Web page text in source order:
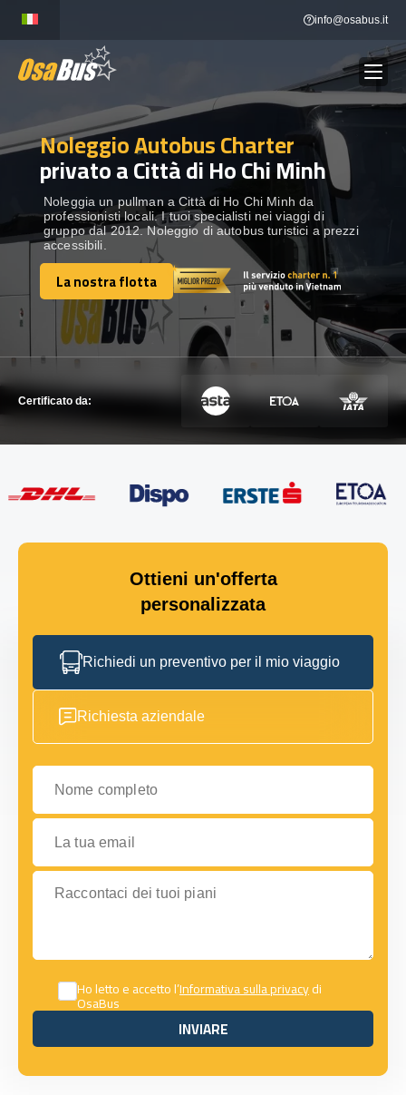
content
info@osabus.it
NOLEGGIO AUTOBUS Show dropdown
DESTINAZIONI Show dropdown
FLOTTA
METTITI IN CONTATTO
METTITI IN CONTATTO
Noleggio Autobus Charter
privato a Città di Ho Chi Minh
Noleggia un pullman a Città di Ho Chi Minh da
professionisti locali. I tuoi specialisti nei viaggi di
gruppo dal 2012. Noleggio di autobus turistici a prezzi
accessibili.
La nostra flotta
La nostra flotta
Certificato da:
Ottieni un'offerta
personalizzata
Richiedi un preventivo per il mio viaggio
Richiesta aziendale
Nome completo
La tua email
Raccontaci dei tuoi piani
Ho letto e accetto l’Informativa sulla privacydi
OsaBus
INVIARE
INVIARE